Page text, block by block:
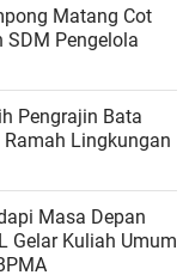
Matang Cot
SDM Pengelola
Pengrajin Bata
Lingkungan
Masa Depan
Gelar Kuliah Umum